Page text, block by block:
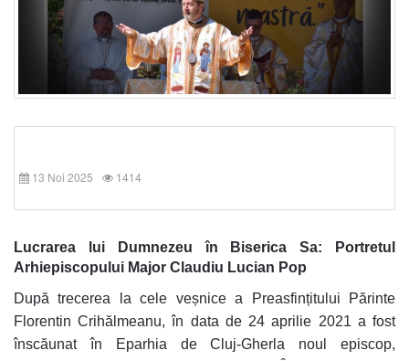
13 Noi 2025 1414
Lucrarea lui Dumnezeu în Biserica Sa:
Portretul
Arhiepiscopului Major Claudiu Lucian Pop
După trecerea la cele veșnice a Preasfințitului Părinte
Florentin Crihălmeanu, în data de 24 aprilie 2021 a fost
înscăunat în Eparhia de Cluj-Gherla noul episcop,